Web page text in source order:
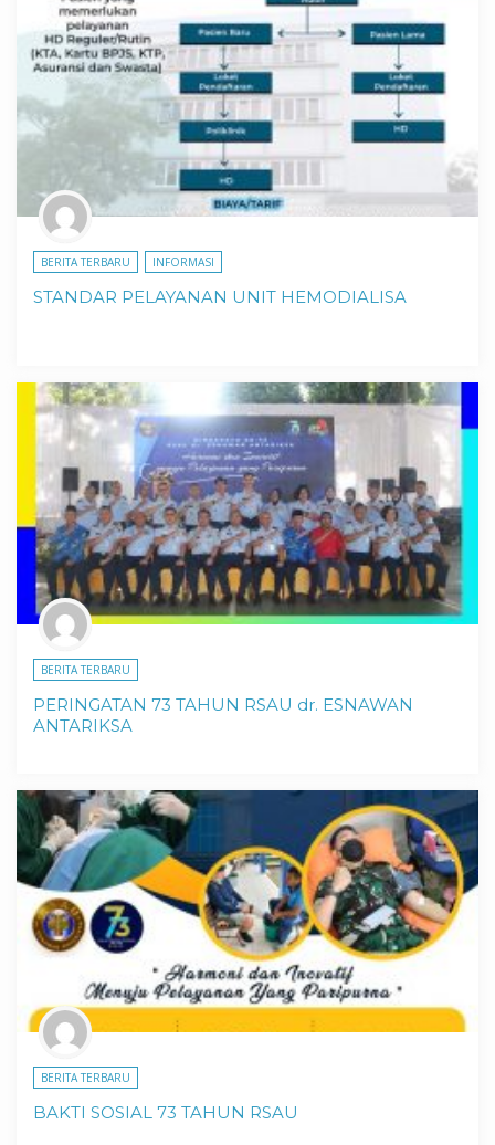
BERITA TERBARU INFORMASI
STANDAR PELAYANAN UNIT HEMODIALISA
BERITA TERBARU
PERINGATAN 73 TAHUN RSAU dr. ESNAWAN
ANTARIKSA
BERITA TERBARU
BAKTI SOSIAL 73 TAHUN RSAU